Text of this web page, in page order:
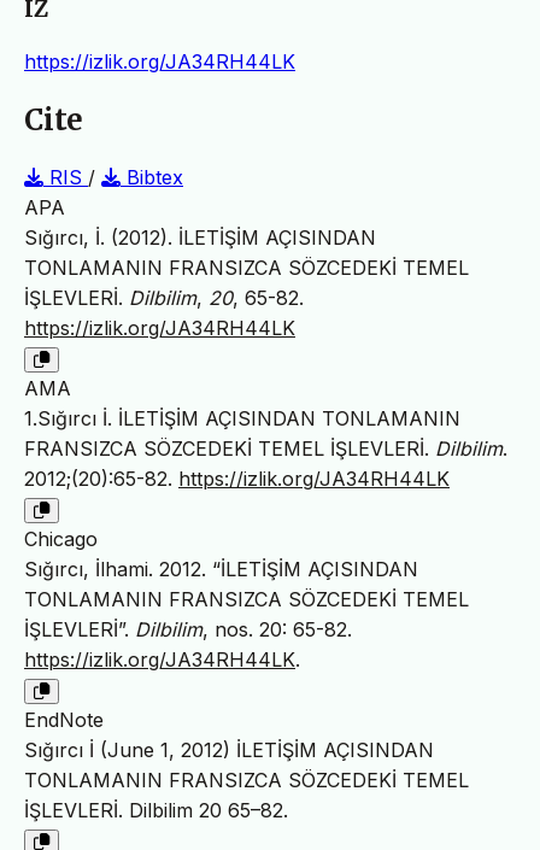
IZ
https://izlik.org/JA34RH44LK
Cite
RIS /
Bibtex
APA
Sığırcı, İ. (2012). İLETİŞİM AÇISINDAN
TONLAMANIN FRANSIZCA SÖZCEDEKİ TEMEL
İŞLEVLERİ. Dilbilim, 20, 65-82.
https://izlik.org/JA34RH44LK
AMA
1.Sığırcı İ. İLETİŞİM AÇISINDAN TONLAMANIN
FRANSIZCA SÖZCEDEKİ TEMEL İŞLEVLERİ. Dilbilim.
2012;(20):65-82. https://izlik.org/JA34RH44LK
Chicago
Sığırcı, İlhami. 2012. “İLETİŞİM AÇISINDAN
TONLAMANIN FRANSIZCA SÖZCEDEKİ TEMEL
İŞLEVLERİ”. Dilbilim, nos. 20: 65-82.
https://izlik.org/JA34RH44LK.
EndNote
Sığırcı İ (June 1, 2012) İLETİŞİM AÇISINDAN
TONLAMANIN FRANSIZCA SÖZCEDEKİ TEMEL
İŞLEVLERİ. Dilbilim 20 65–82.